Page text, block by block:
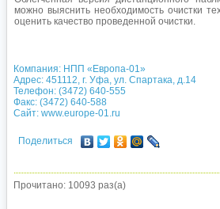
можно выяснить необходимость очистки
оценить качество проведенной очистки.
Компания: НПП «Европа-01»
Адрес: 451112, г. Уфа, ул. Спартака, д.14
Телефон: (3472) 640-555
Факс: (3472) 640-588
Сайт: www.europe-01.ru
Поделиться
Прочитано: 10093 раз(а)